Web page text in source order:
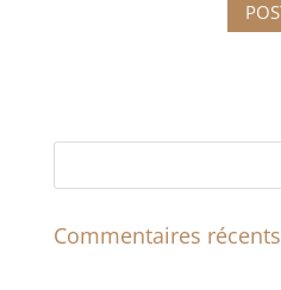
Commentaires récents